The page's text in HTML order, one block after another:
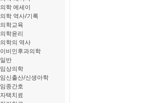
의학 에세이
의학 역사/기록
의학교육
의학윤리
의학의 역사
이비인후과의학
일반
임상의학
임신출산/신생아학
임종간호
자택치료